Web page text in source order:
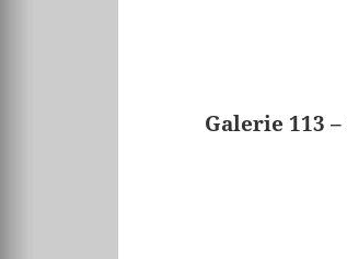
Galerie 113